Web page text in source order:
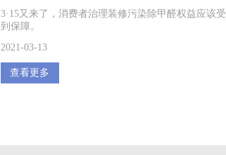
3·15又来了，消费者治理装修污染除甲醛权益应该受
到保障。
2021-03-13
查看更多